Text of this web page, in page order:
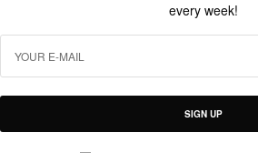
every week!
SIGN UP